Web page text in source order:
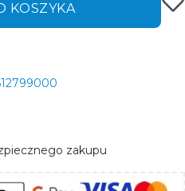
KOSZYKA
zakupu